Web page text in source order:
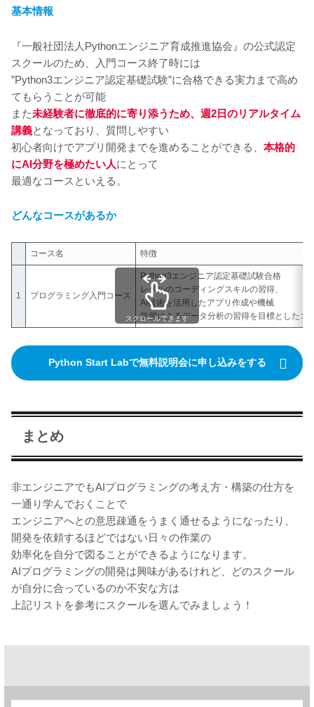
基本情報
『一般社団法人Pythonエンジニア育成推進協会』の公式認定
スクールのため、入門コース終了時には
”Python3エンジニア認定基礎試験”に合格できる実力まで高め
てもらうことが可能
また未経験者に徹底的に寄り添うため、週2日のリアルタイム
講義となっており、質問しやすい
初心者向けでアプリ開発までを進めることができる、 本格的
にAI分野を極めたい人にとって
最適なコースといえる。
どんなコースがあるか
コース名 特徴
1 プログラミング入門コース
Python3エンジニア認定基礎試験合格
レベルのコーディングスキルの習得、
AI技術を活用したアプリ作成や機械
学習によるデータ分析の習得を目標としたコ
スクロールできます
Python Start Labで無料説明会に申し込みをする
まとめ
非エンジニアでもAIプログラミングの考え方・構築の仕方を
一通り学んでおくことで
エンジニアへとの意思疎通をうまく通せるようになったり、
開発を依頼するほどではない日々の作業の
効率化を自分で図ることができるようになります。
AIプログラミングの開発は興味があるけれど、どのスクール
が自分に合っているのか不安な方は
上記リストを参考にスクールを選んでみましょう！